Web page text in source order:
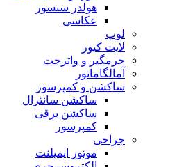
هولدر سنسور
عکاسی
لوپ
لایت کیور
جرمگیر و واترجت
آمالگاماتور
ساکشن و کمپرسور
ساکشن سانترال
ساکشن برقی
کمپرسور
جراحی
موتور ایمپلنت